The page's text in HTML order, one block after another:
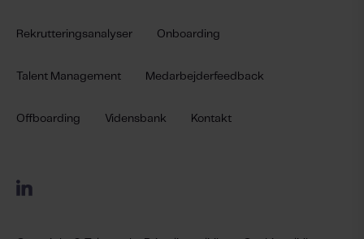
Rekrutteringsanalyser Onboarding
Talent Management Medarbejderfeedback
Offboarding Vidensbank Kontakt